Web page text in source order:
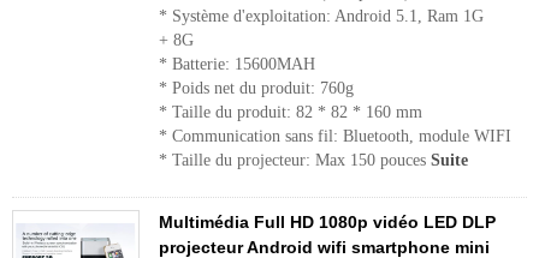
* Système d'exploitation: Android 5.1, Ram 1G
+ 8G
* Batterie: 15600MAH
* Poids net du produit: 760g
* Taille du produit: 82 * 82 * 160 mm
* Communication sans fil: Bluetooth, module WIFI
* Taille du projecteur: Max 150 pouces Suite
Multimédia Full HD 1080p vidéo LED DLP
projecteur Android wifi smartphone mini